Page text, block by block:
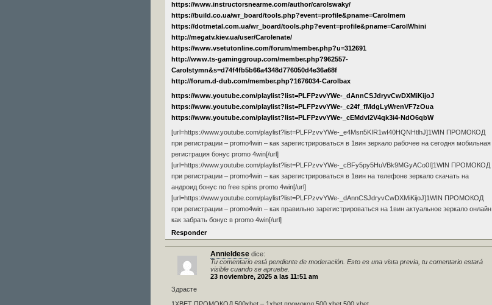
https://www.instructorsnearme.com/author/carolswaky/
https://build.co.ua/wr_board/tools.php?event=profile&pname=Carolmem
https://dotmetal.com.ua/wr_board/tools.php?event=profile&pname=CarolWhini
http://megatv.kiev.ua/user/Carolenate/
https://www.vsetutonline.com/forum/member.php?u=312691
http://www.ts-gaminggroup.com/member.php?962557-
Carolstymn&s=d74f4fb5b66a4348d776050d4e36a68f
http://forum.d-dub.com/member.php?1676034-Carolbax
https://www.youtube.com/playlist?list=PLFPzvvYWe-_dAnnCSJdryvCwDXMiKijoJ
https://www.youtube.com/playlist?list=PLFPzvvYWe-_c24f_fMdgLyWrenVF7zOua
https://www.youtube.com/playlist?list=PLFPzvvYWe-_cEMdvl2V4qk3i4-NdO6qbW
[url=https://www.youtube.com/playlist?list=PLFPzvvYWe-_e4Msn5KIR1wI40HQNHtlhJ]1WIN ПРОМОКОД
при регистрации – promo4win – как зарегистрироваться в 1вин зеркало рабочее на сегодня мобильная
регистрация бонус promo 4win[/url]
[url=https://www.youtube.com/playlist?list=PLFPzvvYWe-_cBFy5py5HuVBk9MGyACo0I]1WIN ПРОМОКОД
при регистрации – promo4win – как зарегистрироваться в 1вин на телефоне зеркало скачать на
андроид бонус по free spins promo 4win[/url]
[url=https://www.youtube.com/playlist?list=PLFPzvvYWe-_dAnnCSJdryvCwDXMiKijoJ]1WIN ПРОМОКОД
при регистрации – promo4win – как правильно зарегистрироваться на 1вин актуальное зеркало онлайн
как забрать бонус в promo 4win[/url]
Responder
AnnieIdese dice:
Tu comentario está pendiente de moderación. Esto es una vista previa, tu comentario estará
visible cuando se apruebe.
23 noviembre, 2025 a las 11:51 am
Здрасте